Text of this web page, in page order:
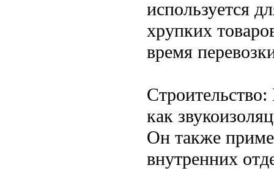
используется
хрупких
время
Строительство:
как
Он также
внутренних